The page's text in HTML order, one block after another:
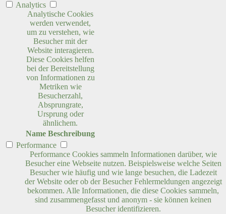
Analytics
Analytische Cookies
werden verwendet,
um zu verstehen, wie
Besucher mit der
Website interagieren.
Diese Cookies helfen
bei der Bereitstellung
von Informationen zu
Metriken wie
Besucherzahl,
Absprungrate,
Ursprung oder
ähnlichem.
Name Beschreibung
Performance
Performance Cookies sammeln Informationen darüber, wie
Besucher eine Webseite nutzen. Beispielsweise welche Seiten
Besucher wie häufig und wie lange besuchen, die Ladezeit
der Website oder ob der Besucher Fehlermeldungen angezeigt
bekommen. Alle Informationen, die diese Cookies sammeln,
sind zusammengefasst und anonym - sie können keinen
Besucher identifizieren.